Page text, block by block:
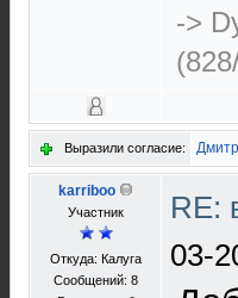
->
Выразили согласие:
karriboo
Участник
Откуда: Калуга
Сообщений: 8
RE:
03-